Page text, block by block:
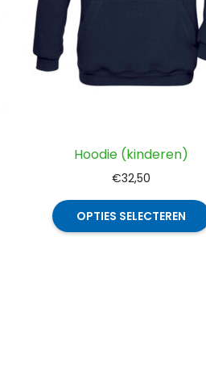
Hoodie (kinderen)
€32,50
OPTIES SELECTEREN